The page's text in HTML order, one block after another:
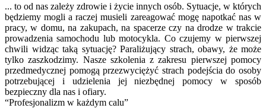
... to od nas zależy zdrowie i życie innych osób. Sytuacje, w których
będziemy mogli a raczej musieli zareagować mogę napotkać nas w
pracy, w domu, na zakupach, na spacerze czy na drodze w trakcie
prowadzenia samochodu lub motocykla. Co czujemy w pierwszej
chwili widząc taką sytuację? Paraliżujący strach, obawy, że może
tylko zaszkodzimy. Nasze szkolenia z zakresu pierwszej pomocy
przedmedycznej pomogą przezwyciężyć strach podejścia do osoby
potrzebującej i udzielenia jej niezbędnej pomocy w sposób
bezpieczny dla nas i ofiary.
“Profesjonalizm w każdym calu”